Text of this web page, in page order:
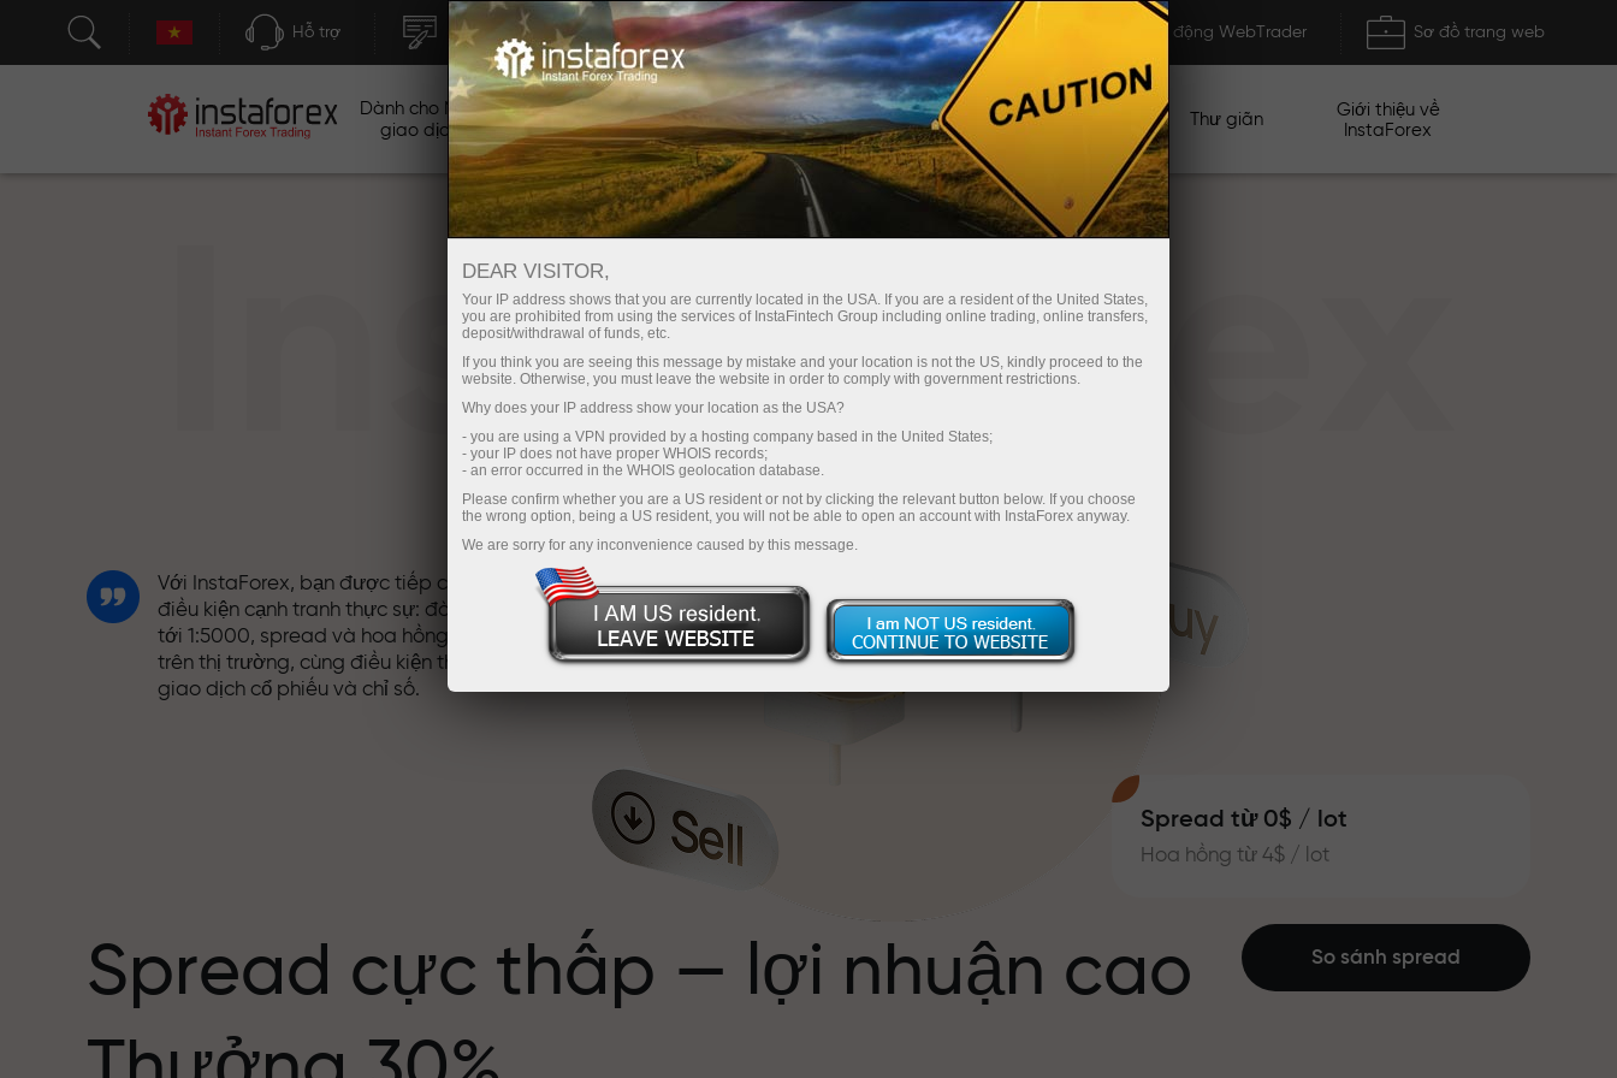
Hỗ trợ Mở tài khoản ngay lập tức Tải nền tảng giao dịch Metatrader Khởi động WebTrader Sơ đồ trang web
Dành cho Nhà
giao dịch
Cho người mới
bắt đầu
Dành cho nhà
đầu tư
Dành cho đối tác Các chiến dịch Thư giãn
Giới thiệu về
InstaForex
InstaForex
Spread từ 0$ / lot
Hoa hồng từ 4$ / lot
Với InstaForex, bạn được tiếp cận những
điều kiện cạnh tranh thực sự: đòn bẩy lên
tới 1:5000, spread và hoa hồng tốt nhất
trên thị trường, cùng điều kiện thuận lợi để
giao dịch cổ phiếu và chỉ số.
dịch có cùng giá trị. Aleš Loprais mang
tinh thần quyết tâm và kỷ luật vào thế giới
Spread cực thấp — lợi nhuận cao
So sánh spread
DEAR VISITOR,
Your IP address shows that you are currently located in the USA. If you are a resident of the United States,
you are prohibited from using the services of InstaFintech Group including online trading, online transfers,
deposit/withdrawal of funds, etc.
If you think you are seeing this message by mistake and your location is not the US, kindly proceed to the
website. Otherwise, you must leave the website in order to comply with government restrictions.
Why does your IP address show your location as the USA?
- you are using a VPN provided by a hosting company based in the United States;
- your IP does not have proper WHOIS records;
- an error occurred in the WHOIS geolocation database.
Please confirm whether you are a US resident or not by clicking the relevant button below. If you choose
the wrong option, being a US resident, you will not be able to open an account with InstaForex anyway.
We are sorry for any inconvenience caused by this message.